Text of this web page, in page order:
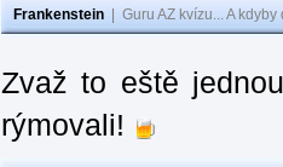
Frankenstein Guru AZ kvízu... A
Zvaž to eště
rýmovali!